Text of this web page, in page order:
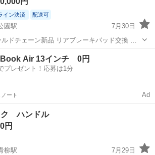
イン決済 配送可
園駅
7月30日
ドチェーン新品 リアブレーキパッド交換 ブ
ー交換新品 クリアテール交換新品 タイヤ交
ロボ取り付け ホーン取り付け アクセルワイ
...
Air 13インチ 0円
プレゼント！応募は1分
ート Ad
ク ハンドル
円
柳駅
7月29日